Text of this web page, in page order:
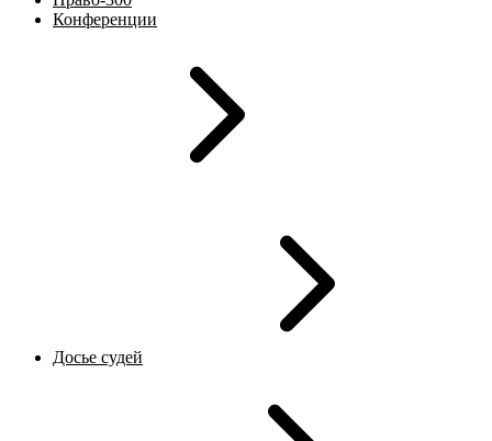
Конференции
Досье судей